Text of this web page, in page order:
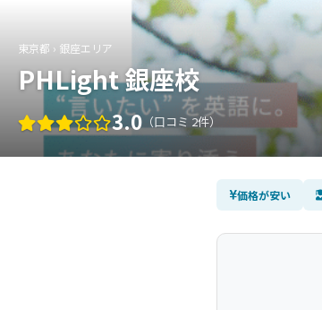
東京都 › 銀座エリア
PHLight 銀座校
3.0 （口コミ 2件）
価格が安い